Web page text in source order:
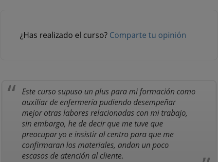
¿Has realizado el curso? Comparte tu opinión
Este curso supuso un plus para mi formación como
auxiliar de enfermería pudiendo desempeñar
mejor otras labores relacionadas con mi trabajo,
sin embargo, he de decir que me tuve que
preocupar yo e insistir al centro para que me
confirmaran los materiales, andan un poco
escasos de atención al cliente.